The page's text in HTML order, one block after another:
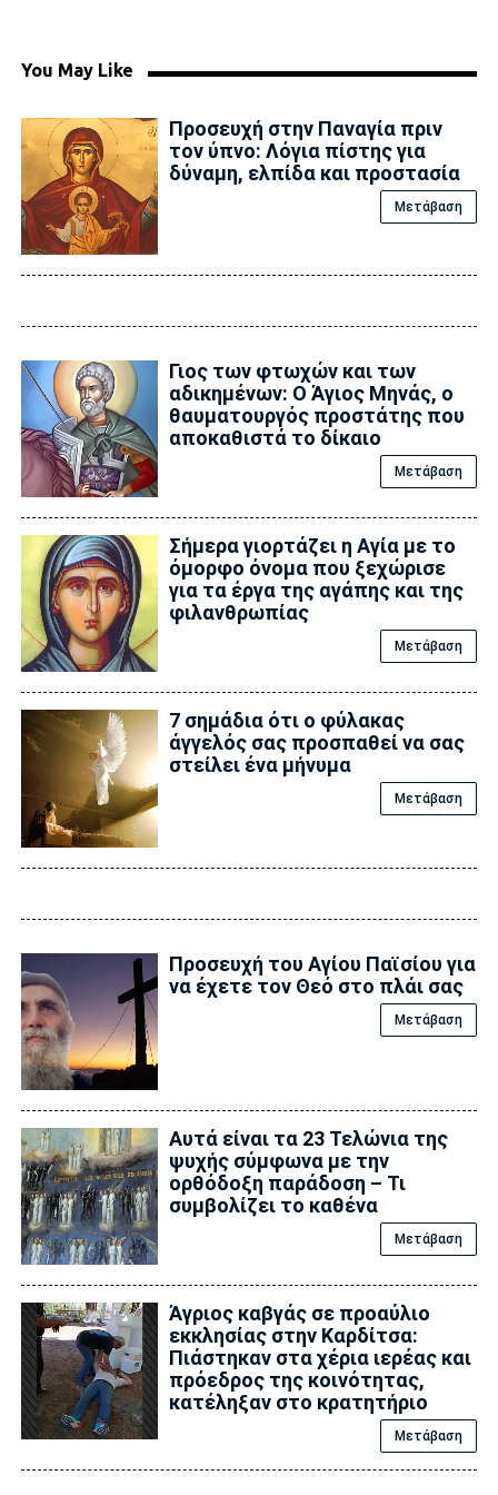
You May Like
Προσευχή στην Παναγία πριν
τον ύπνο: Λόγια πίστης για
δύναμη, ελπίδα και προστασία
Μετάβαση
Γιος των φτωχών και των
αδικημένων: Ο Άγιος Μηνάς, ο
θαυματουργός προστάτης που
αποκαθιστά το δίκαιο
Μετάβαση
Σήμερα γιορτάζει η Αγία με το
όμορφο όνομα που ξεχώρισε
για τα έργα της αγάπης και της
φιλανθρωπίας
Μετάβαση
7 σημάδια ότι ο φύλακας
άγγελός σας προσπαθεί να σας
στείλει ένα μήνυμα
Μετάβαση
Προσευχή του Αγίου Παϊσίου για
να έχετε τον Θεό στο πλάι σας
Μετάβαση
Αυτά είναι τα 23 Τελώνια της
ψυχής σύμφωνα με την
ορθόδοξη παράδοση – Τι
συμβολίζει το καθένα
Μετάβαση
Άγριος καβγάς σε προαύλιο
εκκλησίας στην Καρδίτσα:
Πιάστηκαν στα χέρια ιερέας και
πρόεδρος της κοινότητας,
κατέληξαν στο κρατητήριο
Μετάβαση